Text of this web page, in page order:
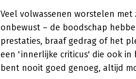
Veel volwassenen worstelen
onbewust – de boodschap
prestaties, braaf gedrag of het
een 'innerlijke criticus' die ook
bent nooit goed genoeg, altijd